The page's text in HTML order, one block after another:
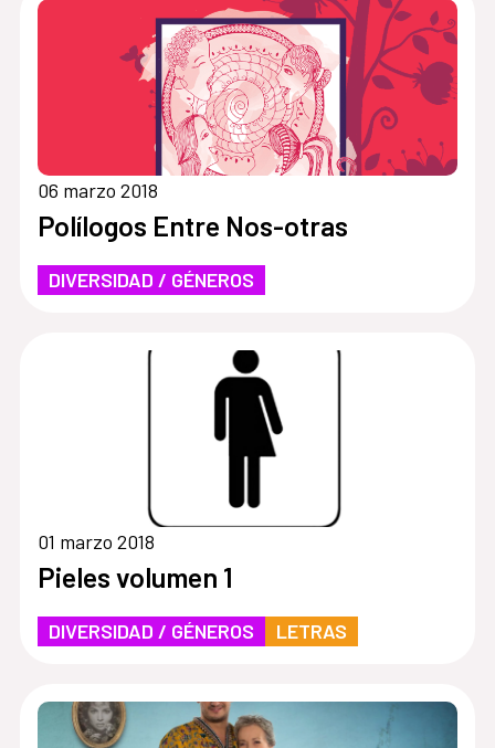
06 marzo 2018
Polílogos Entre Nos-otras
DIVERSIDAD / GÉNEROS
01 marzo 2018
Pieles volumen 1
DIVERSIDAD / GÉNEROS LETRAS